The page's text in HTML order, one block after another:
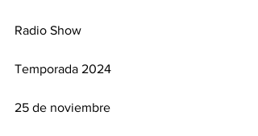
Radio Show
Temporada 2024
25 de noviembre